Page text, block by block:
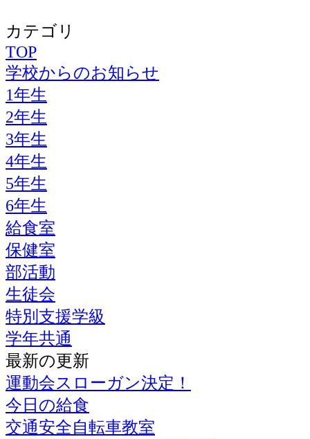
カテゴリ
TOP
学校からのお知らせ
1年生
2年生
3年生
4年生
5年生
6年生
給食室
保健室
部活動
生徒会
特別支援学級
学年共通
最新の更新
運動会スローガン決定！
今日の給食
交通安全自転車教室